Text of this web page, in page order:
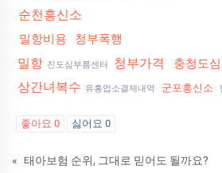
순천흥신소
밀항비용 청부폭행
밀항 진도심부름센터 청부가격 충청도
상간녀복수 유흥업소결제내역 군포흥신소
좋아요 0 싫어요 0
« 태아보험 순위, 그대로 믿어도 될까요?